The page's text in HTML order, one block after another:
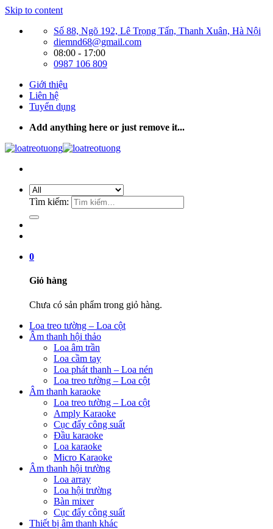
Skip to content
Số 88, Ngõ 192, Lê Trọng Tấn, Thanh Xuân, Hà Nội
diemnd68@gmail.com
08:00 - 17:00
0987 106 809
Giới thiệu
Liên hệ
Tuyển dụng
Add anything here or just remove it...
Tìm kiếm:
0
Giỏ hàng
Chưa có sản phẩm trong giỏ hàng.
Loa treo tường – Loa cột
Âm thanh hội thảo
Loa âm trần
Loa cầm tay
Loa phát thanh – Loa nén
Loa treo tường – Loa cột
Âm thanh karaoke
Loa treo tường – Loa cột
Amply Karaoke
Cục đẩy công suất
Đầu karaoke
Loa karaoke
Micro Karaoke
Âm thanh hội trường
Loa array
Loa hội trường
Bàn mixer
Cục đẩy công suất
Thiết bị âm thanh khác